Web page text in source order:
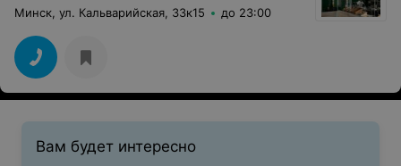
Минск, ул. Кальварийская, 33к15 до 23:00
Вам будет интересно